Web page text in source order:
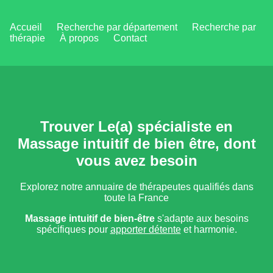
Accueil Recherche par département
Recherche par
thérapie
À propos Contact
Trouver Le(a) spécialiste en
Massage intuitif de bien être, dont
vous avez besoin
Explorez notre annuaire de thérapeutes qualifiés dans
toute la France
Massage intuitif de bien-êtres'adapte aux besoins
spécifiques pour apporter détenteet harmonie.